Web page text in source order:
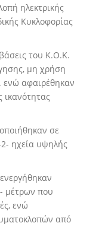
ηλεκτρικής
Κυκλοφορίας
του Κ.Ο.Κ.
μη χρήση
ενώ αφαιρέθηκαν
ικανότητας
σε
2- ηχεία υψηλής
μέτρων που
ενώ
από